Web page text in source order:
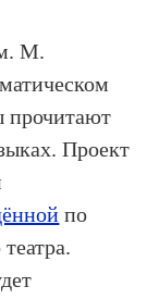
М.
прочитают
Проект
по